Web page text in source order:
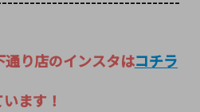
り店のインスタはコチラ
ます！